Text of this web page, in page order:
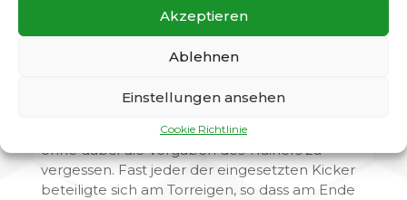
Akzeptieren
Ablehnen
Einstellungen ansehen
Cookie Richtlinie
Und so entfachten die Süd-Spandauer ein
kleine Unaufmerksamkeit die zum einzigen
was im Trainingscamp und den Einheiten
danach geübt wurde, war wieder da. Die
Grünen spielten sich in einen wahren Rausch,
ohne dabei die Vorgaben des Trainers zu
vergessen. Fast jeder der eingesetzten Kicker
beteiligte sich am Torreigen, so dass am Ende